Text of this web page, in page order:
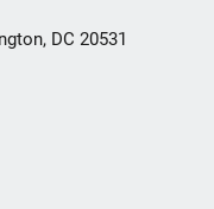
DC 20531